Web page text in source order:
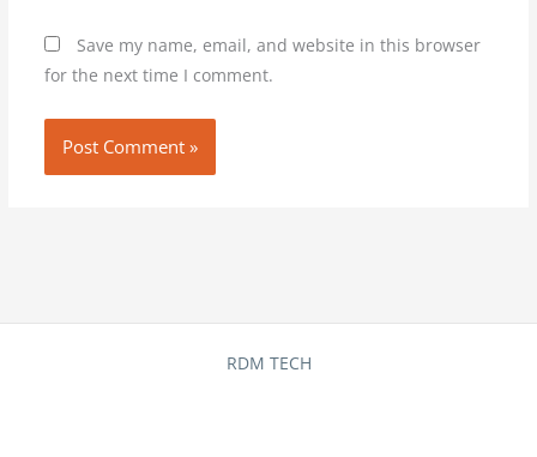
Save my name, email, and website in this browser
for the next time I comment.
RDM TECH